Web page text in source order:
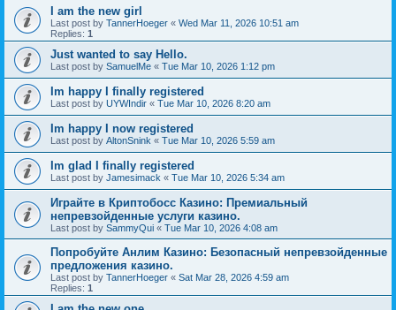
I am the new girl
Last post by TannerHoeger « Wed Mar 11, 2026 10:51 am
Replies: 1
Just wanted to say Hello.
Last post by SamuelMe « Tue Mar 10, 2026 1:12 pm
Im happy I finally registered
Last post by UYWIndir « Tue Mar 10, 2026 8:20 am
Im happy I now registered
Last post by AltonSnink « Tue Mar 10, 2026 5:59 am
Im glad I finally registered
Last post by Jamesimack « Tue Mar 10, 2026 5:34 am
Играйте в Криптобосс Казино: Премиальный
непревзойденные услуги казино.
Last post by SammyQui « Tue Mar 10, 2026 4:08 am
Попробуйте Анлим Казино: Безопасный непревзойденные
предложения казино.
Last post by TannerHoeger « Sat Mar 28, 2026 4:59 am
Replies: 1